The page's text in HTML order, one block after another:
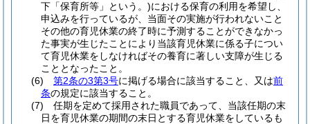
下「保育所等」という。)における保育の利用を希望し、
申込みを行っているが、当面その実施が行われないこと
その他の育児休業の終了時に予測することができなかっ
た事実が生じたことにより当該育児休業に係る子につい
て育児休業をしなければその養育に著しい支障が生じる
こととなったこと。
(6)
第2条の3第3号に掲げる場合に該当すること、又は前
条の規定に該当すること。
(7)
任期を定めて採用された職員であって、当該任期の末
日を育児休業の期間の末日とする育児休業をしているも